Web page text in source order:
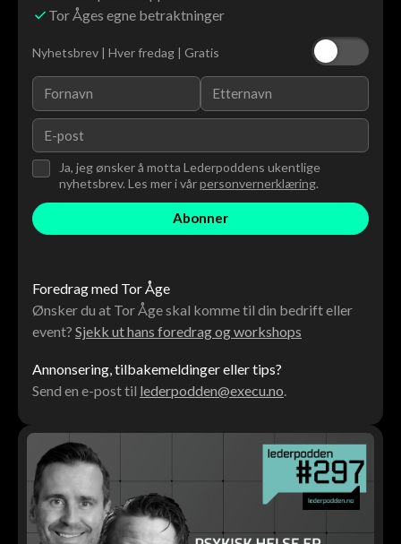
Tor Åges egne betraktninger
Nyhetsbrev | Hver fredag | Gratis
Ja, jeg ønsker å motta Lederpoddens ukentlige
nyhetsbrev. Les mer i vårpersonvernerklæring.
Foredrag med Tor Åge
Ønsker du at Tor Åge skal komme til din bedrift eller
event? Sjekk ut hans foredrag og workshops
Annonsering, tilbakemeldinger eller tips?
Send en e-post til lederpodden@execu.no